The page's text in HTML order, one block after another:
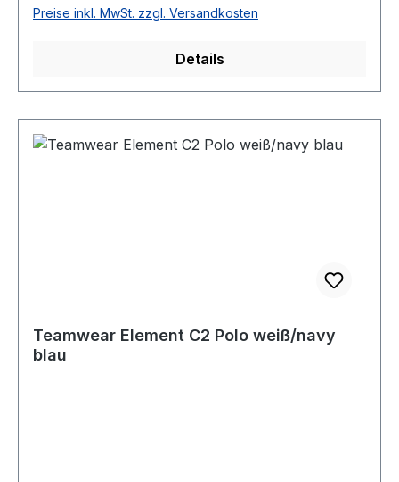
Preise inkl. MwSt. zzgl. Versandkosten
Details
Teamwear Element C2 Polo weiß/navy
blau